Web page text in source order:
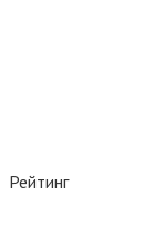
Рейтинг